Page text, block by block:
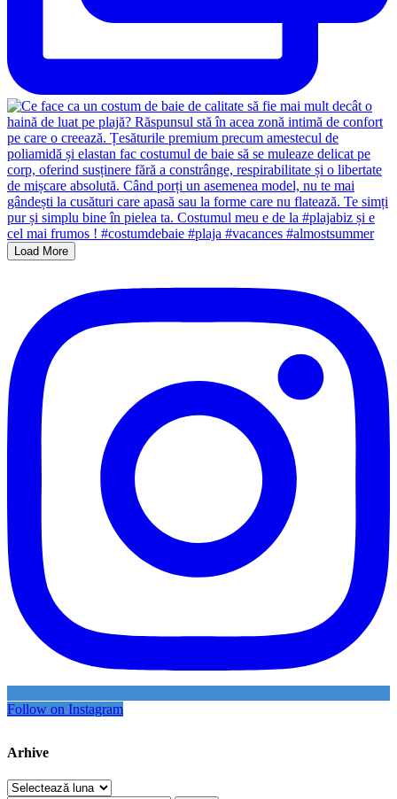
Load More
Follow on Instagram
Arhive
Arhive